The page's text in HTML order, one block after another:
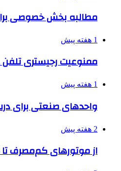
مطالبه بخش خصوصی
1 هفته پیش
ممنوعیت رجیستری تلفن
1 هفته پیش
واحدهای صنعتی برای
2 هفته پیش
از موتورهای کم‌مصرف